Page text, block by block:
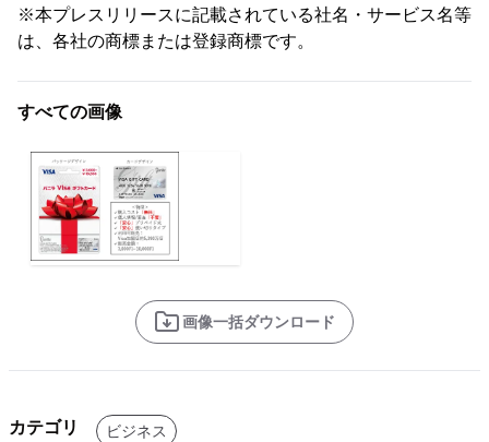
※本プレスリリースに記載されている社名・サービス名等
は、各社の商標または登録商標です。
すべての画像
画像一括ダウンロード
カテゴリ ビジネス